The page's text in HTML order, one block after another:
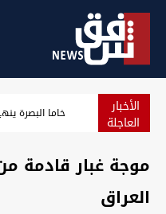
الأخبار
العاجلة خاما البصرة
موجة غبار قادمة
العراق